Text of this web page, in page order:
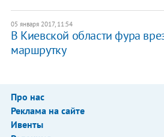
05 января 2017, 11:54
В Киевской области фура
маршрутку
Про нас
Реклама на сайте
Ивенты